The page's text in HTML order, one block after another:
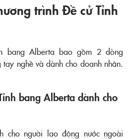
trình Đề cử Tỉnh
bang Alberta bao gồm 2 dòng
nghề và dành cho doanh nhân.
bang Alberta dành cho
cho người lao động nước ngoài